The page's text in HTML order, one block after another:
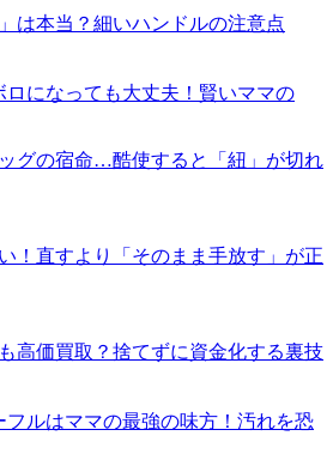
は本当？細いハンドルの注意点
ロになっても大丈夫！賢いママの
グの宿命…酷使すると「紐」が切れ
！直すより「そのまま手放す」が正
高価買取？捨てずに資金化する裏技
フルはママの最強の味方！汚れを恐